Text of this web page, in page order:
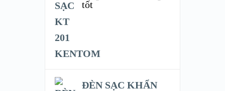
tốt
ĐÈN SẠC KHẨN